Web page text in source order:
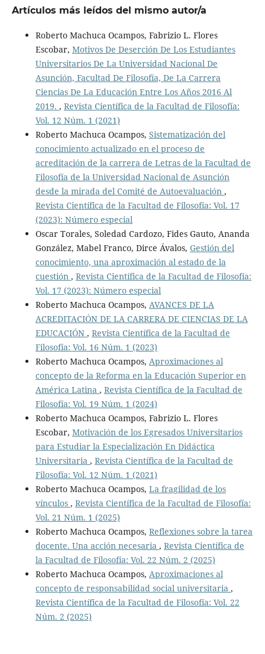
Artículos más leídos del mismo autor/a
Roberto Machuca Ocampos, Fabrizio L. Flores
Escobar, Motivos De Deserción De Los Estudiantes
Universitarios De La Universidad Nacional De
Asunción, Facultad De Filosofía, De La Carrera
Ciencias De La Educación Entre Los Años 2016 Al
2019. , Revista Científica de la Facultad de Filosofía:
Vol. 12 Núm. 1 (2021)
Roberto Machuca Ocampos, Sistematización del
conocimiento actualizado en el proceso de
acreditación de la carrera de Letras de la Facultad de
Filosofía de la Universidad Nacional de Asunción
desde la mirada del Comité de Autoevaluación ,
Revista Científica de la Facultad de Filosofía: Vol. 17
(2023): Número especial
Oscar Torales, Soledad Cardozo, Fides Gauto, Ananda
González, Mabel Franco, Dirce Ávalos, Gestión del
conocimiento, una aproximación al estado de la
cuestión , Revista Científica de la Facultad de Filosofía:
Vol. 17 (2023): Número especial
Roberto Machuca Ocampos, AVANCES DE LA
ACREDITACIÓN DE LA CARRERA DE CIENCIAS DE LA
EDUCACIÓN , Revista Científica de la Facultad de
Filosofía: Vol. 16 Núm. 1 (2023)
Roberto Machuca Ocampos, Aproximaciones al
concepto de la Reforma en la Educación Superior en
América Latina , Revista Científica de la Facultad de
Filosofía: Vol. 19 Núm. 1 (2024)
Roberto Machuca Ocampos, Fabrizio L. Flores
Escobar, Motivación de los Egresados Universitarios
para Estudiar la Especialización En Didáctica
Universitaria , Revista Científica de la Facultad de
Filosofía: Vol. 12 Núm. 1 (2021)
Roberto Machuca Ocampos, La fragilidad de los
vínculos , Revista Científica de la Facultad de Filosofía:
Vol. 21 Núm. 1 (2025)
Roberto Machuca Ocampos, Reflexiones sobre la tarea
docente. Una acción necesaria , Revista Científica de
la Facultad de Filosofía: Vol. 22 Núm. 2 (2025)
Roberto Machuca Ocampos, Aproximaciones al
concepto de responsabilidad social universitaria ,
Revista Científica de la Facultad de Filosofía: Vol. 22
Núm. 2 (2025)